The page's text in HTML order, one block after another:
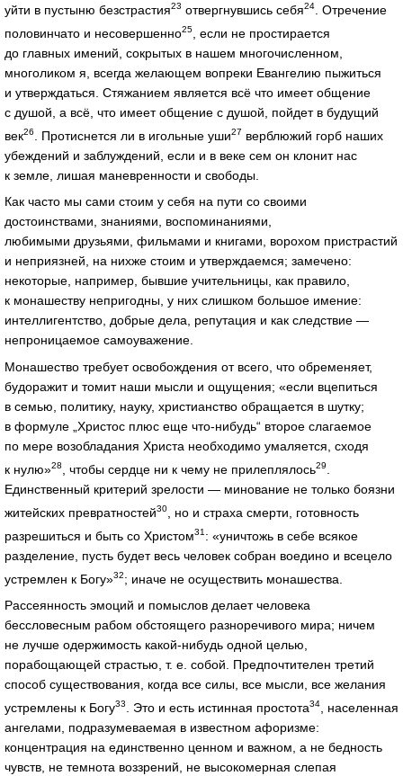
уйти в пустыню безстрастия23 отвергнувшись себя24
. Отречение
половинчато и несовершенно25
, если не простирается
до главных имений, сокрытых в нашем многочисленном,
многоликом я, всегда желающем вопреки Евангелию пыжиться
и утверждаться. Стяжанием является всё что имеет общение
с душой, а всё, что имеет общение с душой, пойдет в будущий
век26 . Протиснется ли в игольные уши27 верблюжий горб наших
убеждений и заблуждений, если и в веке сем он клонит нас
к земле, лишая маневренности и свободы.
Как часто мы сами стоим у себя на пути со своими
достоинствами, знаниями, воспоминаниями,
любимыми друзьями, фильмами и книгами, ворохом пристрастий
и неприязней, на нихже стоим и утверждаемся; замечено:
некоторые, например, бывшие учительницы, как правило,
к монашеству непригодны, у них слишком большое имение:
интеллигентство, добрые дела, репутация и как следствие —
непроницаемое самоуважение.
Монашество требует освобождения от всего, что обременяет,
будоражит и томит наши мысли и ощущения; «если вцепиться
в семью, политику, науку, христианство обращается в шутку;
в формуле „Христос плюс еще что‑нибудь“ второе слагаемое
по мере возобладания Христа необходимо умаляется, сходя
к нулю»28 , чтобы сердце ни к чему не прилеплялось29
Единственный критерий зрелости — минование не только боязни
житейских превратностей30
, но и страха смерти, готовность
разрешиться и быть со Христом31 : «уничтожь в себе всякое
разделение, пусть будет весь человек собран воедино и всецело
устремлен к Богу»32; иначе не осуществить монашества.
Рассеянность эмоций и помыслов делает человека
бессловесным рабом обстоящего разноречивого мира; ничем
не лучше одержимость какой‑нибудь одной целью,
порабощающей страстью, т. е. собой. Предпочтителен третий
способ существования, когда все силы, все мысли, все желания
устремлены к Богу33 . Это и есть истинная простота34
, населенная
ангелами, подразумеваемая в известном афоризме:
концентрация на единственно ценном и важном, а не бедность
чувств, не темнота воззрений, не высокомерная слепая